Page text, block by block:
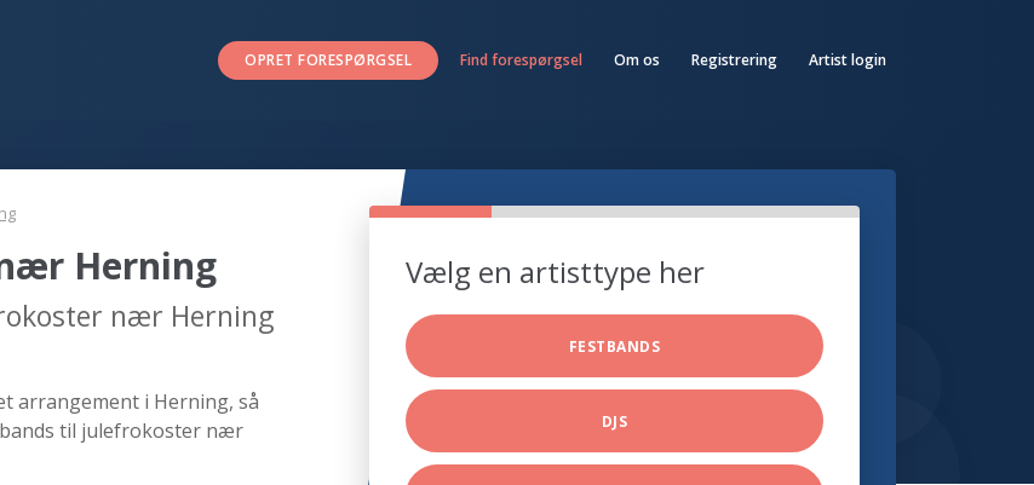
OPRET FORESPØRGSEL Find forespørgsel Om os Registrering Artist login
Herning
nær Herning
arrangement i Herning, så
til julefrokoster nær
Vælg en artisttype her
FESTBANDS
DJS